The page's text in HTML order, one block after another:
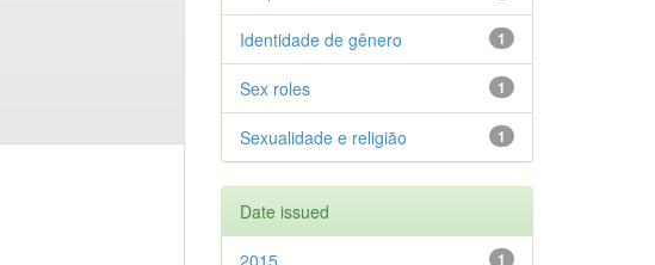
1
Identidade de gênero
1
Sex roles
1
Sexualidade e religião
Date issued
1
2015